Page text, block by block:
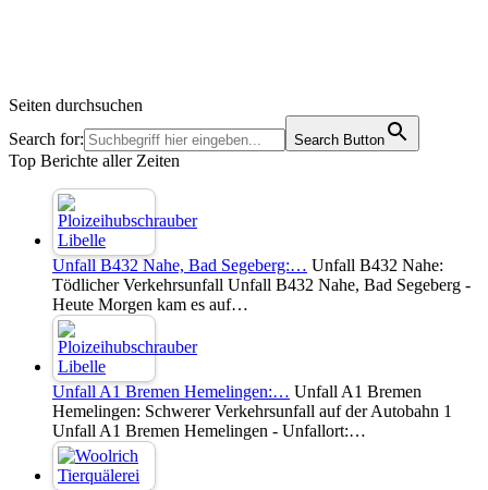
Seiten durchsuchen
Search for:
Search Button
Top Berichte aller Zeiten
Unfall B432 Nahe, Bad Segeberg:… Unfall B432 Nahe:
Tödlicher Verkehrsunfall Unfall B432 Nahe, Bad Segeberg -
Heute Morgen kam es auf…
Unfall A1 Bremen Hemelingen:… Unfall A1 Bremen
Hemelingen: Schwerer Verkehrsunfall auf der Autobahn 1
Unfall A1 Bremen Hemelingen - Unfallort:…